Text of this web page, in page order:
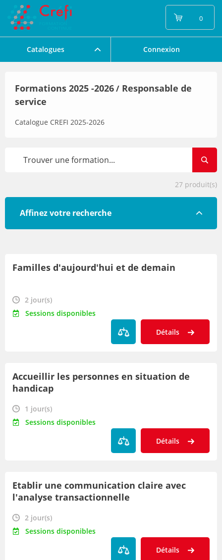
Catalogues Connexion
0
Formations 2025 -2026/ Responsable de
service
Catalogue CREFI 2025-2026
27 produit(s)
Affinez votre recherche
Par date
Familles d'aujourd'hui et de demain
2 jour(s)
Sessions disponibles
Détails
Accueillir les personnes en situation de
handicap
1 jour(s)
Sessions disponibles
Détails
Etablir une communication claire avec
l'analyse transactionnelle
2 jour(s)
Sessions disponibles
Détails